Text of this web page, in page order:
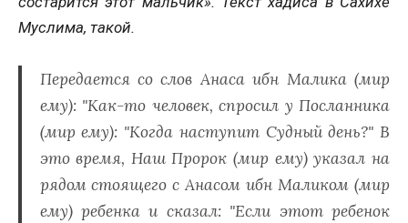
Муслима, такой.
Передается со слов Анаса ибн Малика (мир
ему): "Как-то человек, спросил у Посланника
(мир ему): "Когда наступит Судный день?" В
это время, Наш Пророк (мир ему) указал на
рядом стоящего с Анасом ибн Маликом (мир
ему) ребенка и сказал: "Если этот ребенок